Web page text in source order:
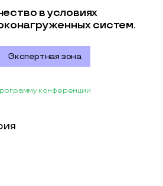
в условиях
систем.
Экспертная зона
конференции